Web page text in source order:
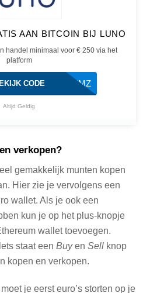
AAN BITCOIN BIJ LUNO
handel minimaal voor € 250 via het
platform
BTE4MZ
CODE
Altijd Geldig
verkopen?
gemakkelijk munten kopen
Hier zie je vervolgens een
wallet. Als je ook een
kun je op het plus-knopje
wallet toevoegen.
staat eenBuyenSell knop
kopen en verkopen.
je eerst euro’s storten op je